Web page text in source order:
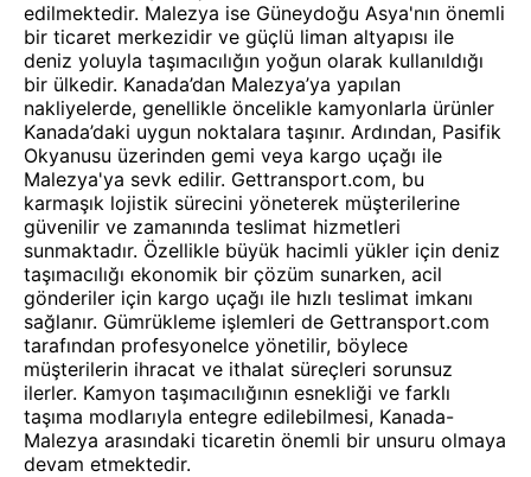
edilmektedir. Malezya ise Güneydoğu Asya'nın önemli
bir ticaret merkezidir ve güçlü liman altyapısı ile
deniz yoluyla taşımacılığın yoğun olarak kullanıldığı
bir ülkedir. Kanada’dan Malezya’ya yapılan
nakliyelerde, genellikle öncelikle kamyonlarla ürünler
Kanada’daki uygun noktalara taşınır. Ardından, Pasifik
Okyanusu üzerinden gemi veya kargo uçağı ile
Malezya'ya sevk edilir. Gettransport.com, bu
karmaşık lojistik sürecini yöneterek müşterilerine
güvenilir ve zamanında teslimat hizmetleri
sunmaktadır. Özellikle büyük hacimli yükler için deniz
taşımacılığı ekonomik bir çözüm sunarken, acil
gönderiler için kargo uçağı ile hızlı teslimat imkanı
sağlanır. Gümrükleme işlemleri de Gettransport.com
tarafından profesyonelce yönetilir, böylece
müşterilerin ihracat ve ithalat süreçleri sorunsuz
ilerler. Kamyon taşımacılığının esnekliği ve farklı
taşıma modlarıyla entegre edilebilmesi, Kanada-
Malezya arasındaki ticaretin önemli bir unsuru olmaya
devam etmektedir.